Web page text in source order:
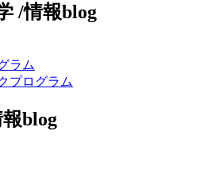
/情報blog
ラム
プログラム
blog